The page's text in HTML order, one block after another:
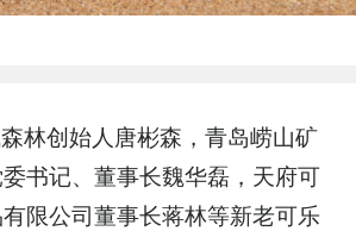
林创始人唐彬森，青岛崂山矿
书记、董事长魏华磊，天府可
限公司董事长蒋林等新老可乐